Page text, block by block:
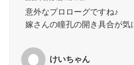
意外なプロローグですね♪
嫁さんの瞳孔の開き具合が気
けいちゃん